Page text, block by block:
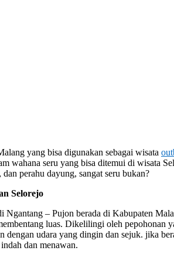
yang bisa digunakan sebagai wisata
wahana seru yang bisa ditemui di wisata
perahu dayung, sangat seru bukan?
Selorejo
Ngantang – Pujon berada di Kabupaten
luas. Dikelilingi oleh pepohonan
dengan udara yang dingin dan sejuk. jika
dan menawan.